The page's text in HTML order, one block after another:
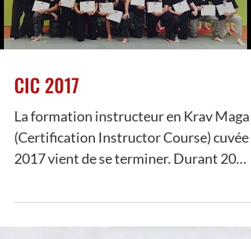
CIC 2017
La formation instructeur en Krav Maga
(Certification Instructor Course) cuvée
2017 vient de se terminer. Durant 20